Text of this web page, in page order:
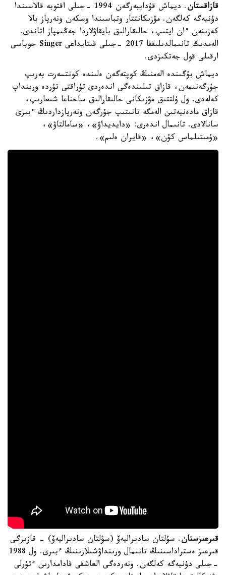
قازاقستان
. ديماش قۇدايبەرگەن 1994 -جىلى اقتوبە قالاسىندا
دۇنيەگە كەلگەن. مۋزىكانتتار وتباسىندا وسكەن ونەرپاز بالا
كەزىنەن ءان ايتىپ، حالىقارالىق بايقاۋلاردا جەڭىمپاز اتاندى.
الەمدىك تانىمالدىلىققا 2017 -جىلى قىتايداعى Singer جوباسى
ارقىلى قول جەتكىزدى.
ديماش بۇگىندە الەمنىڭ كوپتەگەن ەلىندە كونتسەرت بەرىپ
جۇرگەنىمەن، قازاق تىلىندەگى اندەردى تۇراقتى تۇردە ورىنداپ
كەلەدى. ول ۇلتتىق مۋزىكانى حالىقارالىق ساحناعا شىعارىپ،
قازاق مادەنيەتىن الەمگە تانىتىپ جۇرگەن ونەرپازداردىڭ ءبىرى
سانالادى. تانىمال اندەرى: «دايديداۋ»، «سامالتاۋ»،
«ۇمىتىلماس كۇن»، «قايران ەلىم».
قىرعىزستان. سۇلتان سادىراليەۆ (سۋلتان سادىراليەۆ) - قازىرگى
قىرعىز ەستراداسىنىڭ تانىمال ورىنداۋشىلارىنىڭ ءبىرى. ول 1988
-جىلى دۇنيەگە كەلگەن. ونەردەگى العاشقى قادامدارىن ءتۇرلى